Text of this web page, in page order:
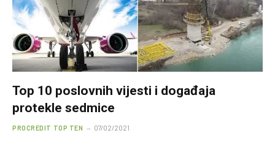
Top 10 poslovnih vijesti i događaja
protekle sedmice
PROCREDIT TOP TEN 07/02/2021